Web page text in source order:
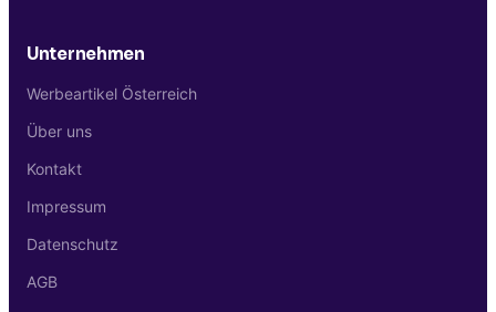
Unternehmen
Werbeartikel Österreich
Über uns
Kontakt
Impressum
Datenschutz
AGB